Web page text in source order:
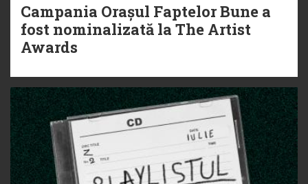
Campania Orașul Faptelor Bune a
fost nominalizată la The Artist
Awards